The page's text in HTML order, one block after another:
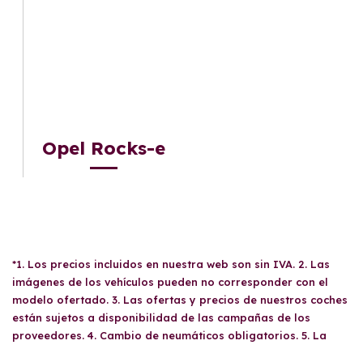
Opel Rocks-e
*1. Los precios incluidos en nuestra web son sin IVA. 2. Las
imágenes de los vehículos pueden no corresponder con el
modelo ofertado. 3. Las ofertas y precios de nuestros coches
están sujetos a disponibilidad de las campañas de los
proveedores. 4. Cambio de neumáticos obligatorios. 5. La